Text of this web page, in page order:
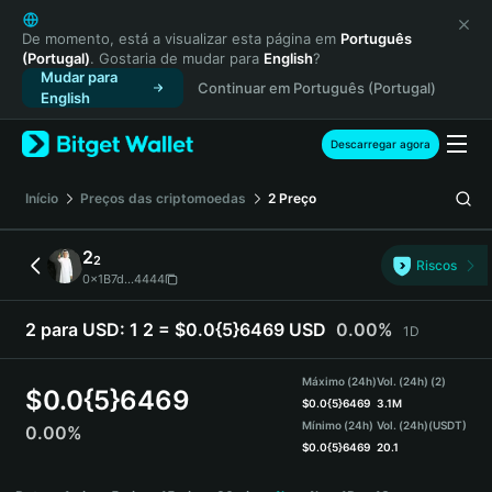
English
日本語
Tiếng Việt
Русский
Español (Latinoamérica)
Türkçe
Français
Deutsch
简体中文
繁體中文
Português (Portugal)
Bahasa Indonesia
ภาษาไทย
Español
Español (Argentina)
De momento, está a visualizar esta página em Português
(Portugal). Gostaria de mudar para English?
Mudar para
English
Continuar em Português (Portugal)
Descarregar agora
Início Preços das criptomoedas 2 Preço
22
0x1B7d...4444
Riscos
2 para USD: 1 2 = $0.0{5}6469 USD 0.00% 1D
$0.0{5}6469
0.00%
Máximo (24h)
$0.0{5}6469
Mínimo (24h)
$0.0{5}6469
Vol. (24h) (2)
3.1M
Vol. (24h)(USDT)
20.1